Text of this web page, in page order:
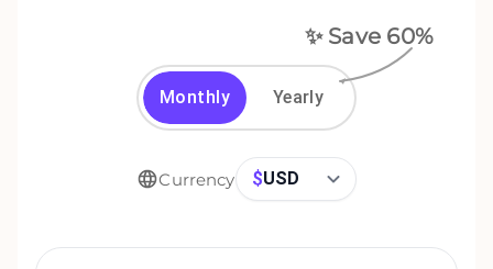
✨ Save 60%
Monthly Yearly
Currency $USD